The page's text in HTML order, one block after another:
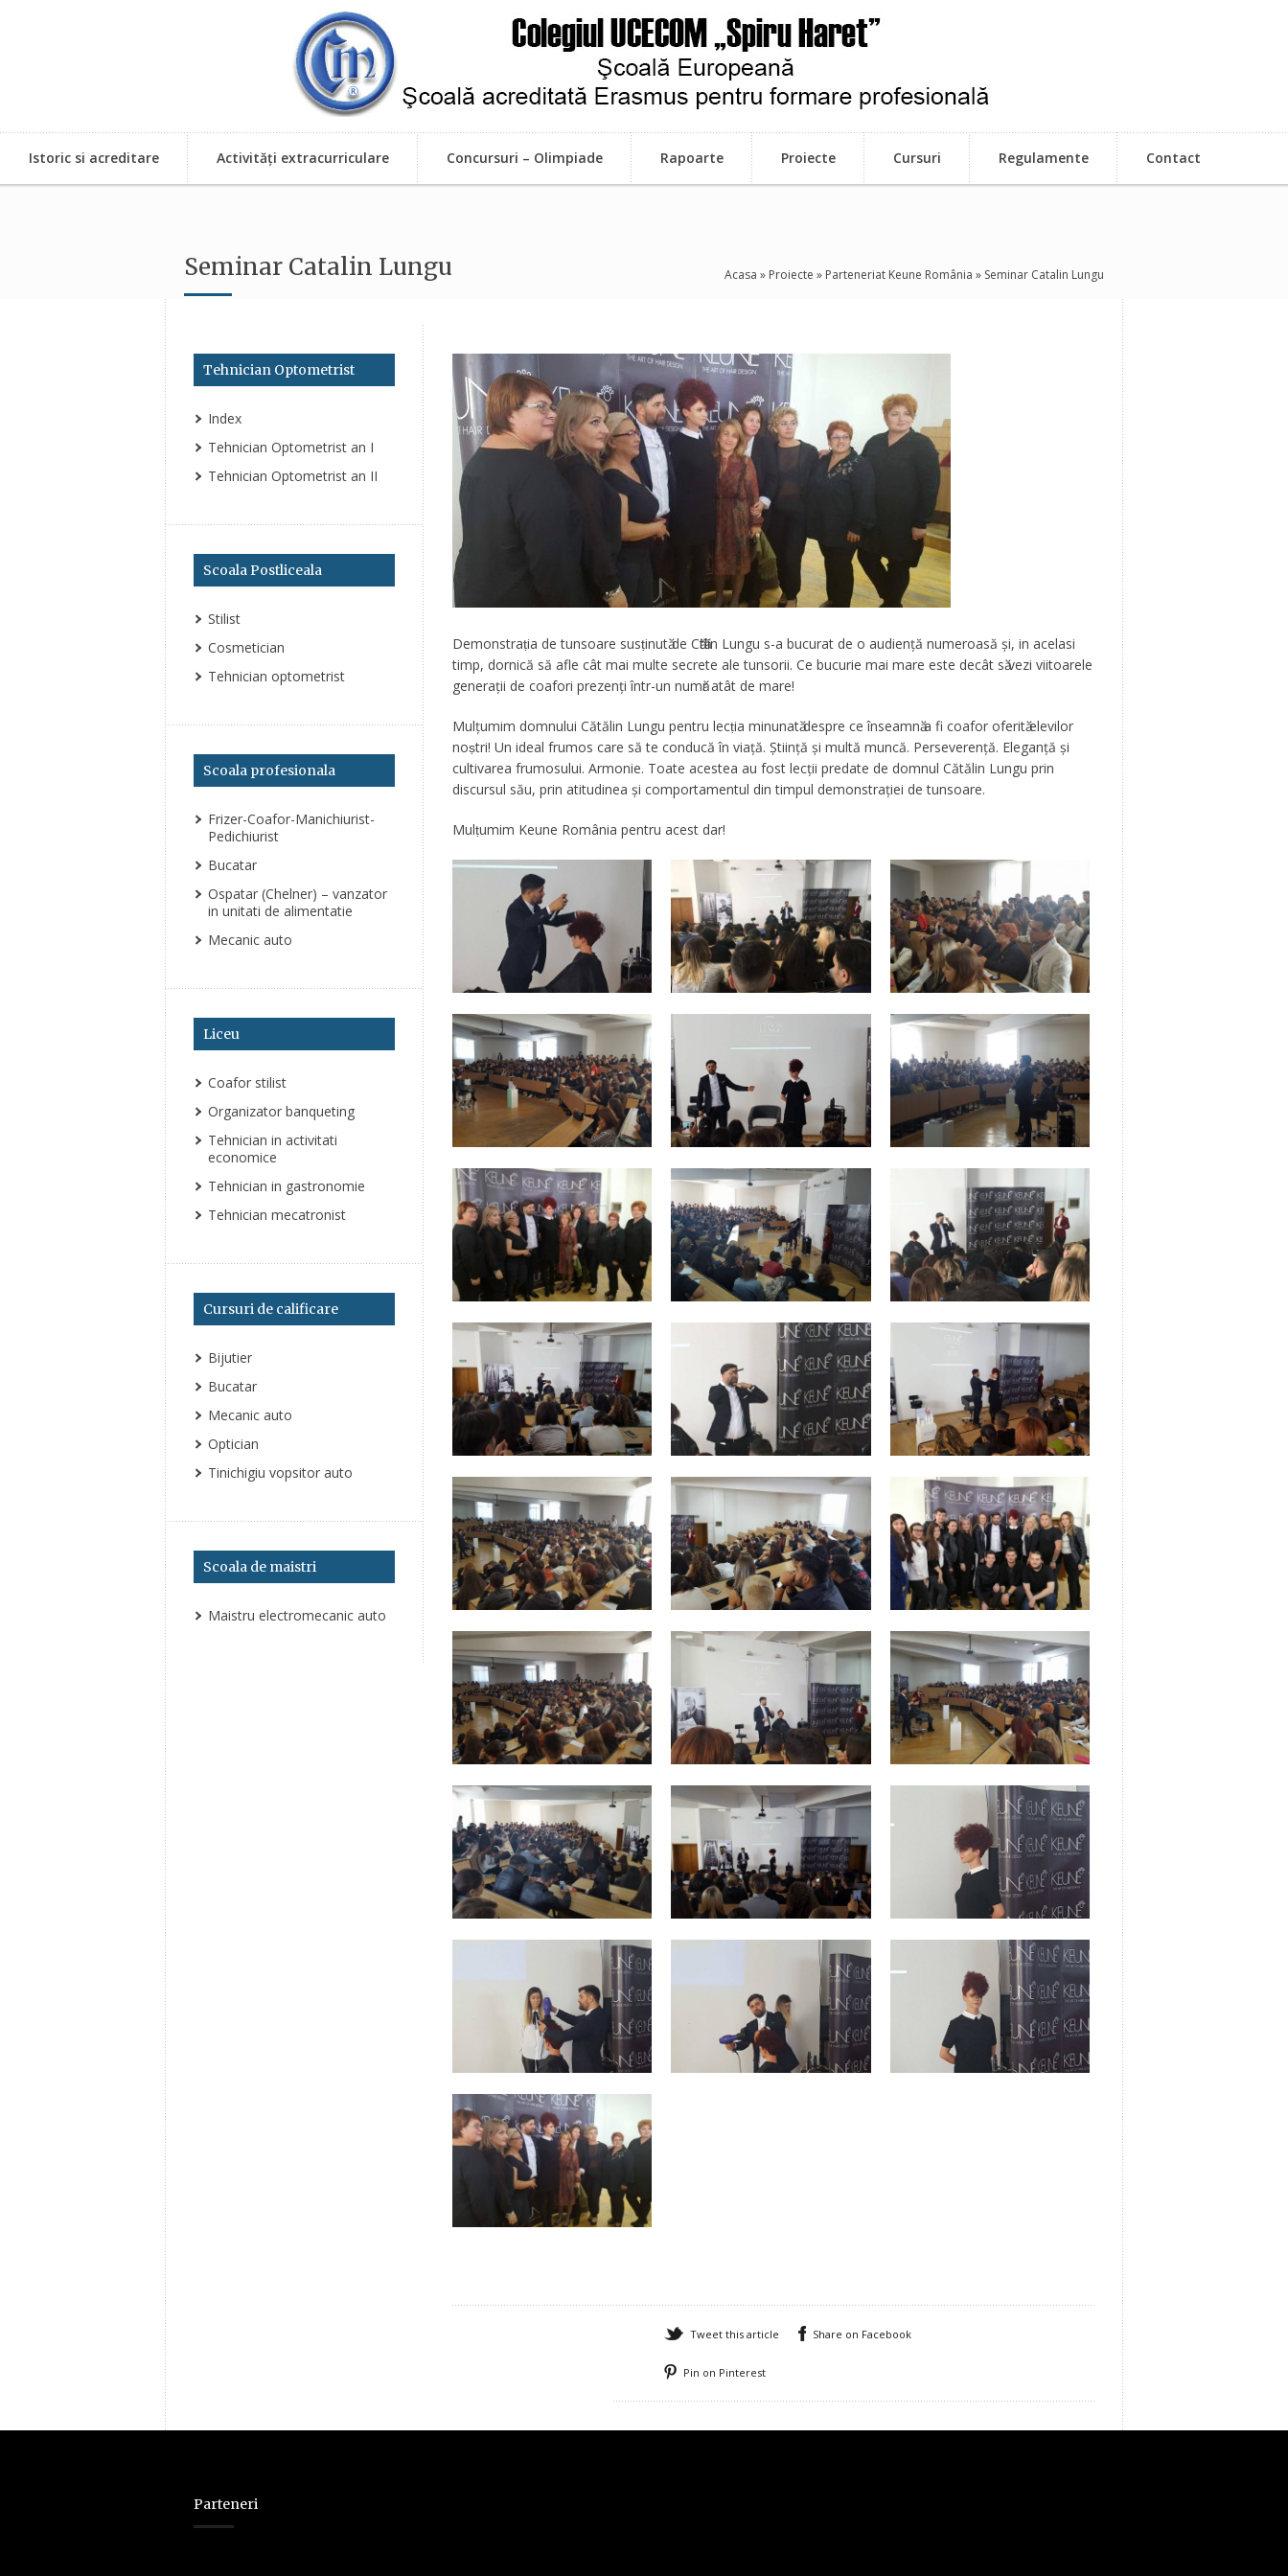
Istoric si acreditare Activități extracurriculare Concursuri – Olimpiade Rapoarte Proiecte Cursuri Regulamente Contact
Seminar Catalin Lungu Acasa » Proiecte » Parteneriat Keune România » Seminar Catalin Lungu
Demonstraṭia de tunsoare susṭinutӑ de Cӑtӑlin Lungu s-a bucurat de o audiență numeroasă și, in acelasi
timp, dornică să afle cât mai multe secrete ale tunsorii. Ce bucurie mai mare este decât sӑ vezi viitoarele
generații de coafori prezenți într-un numӑr atât de mare!
Mulţumim domnului Cătălin Lungu pentru lecṭia minunatӑ despre ce înseamnӑ a fi coafor oferitӑ elevilor
noṣtri! Un ideal frumos care să te conducă în viaţă. Ştiinţă şi multă muncă. Perseverenţă. Eleganţă şi
cultivarea frumosului. Armonie. Toate acestea au fost lecţii predate de domnul Cătălin Lungu prin
discursul său, prin atitudinea şi comportamentul din timpul demonstraţiei de tunsoare.
Mulṭumim Keune România pentru acest dar!
Tweet this article Share on Facebook
Pin on Pinterest
Tehnician Optometrist
Index
Tehnician Optometrist an I
Tehnician Optometrist an II
Scoala Postliceala
Stilist
Cosmetician
Tehnician optometrist
Scoala profesionala
Frizer-Coafor-Manichiurist-
Pedichiurist
Bucatar
Ospatar (Chelner) – vanzator
in unitati de alimentatie
Mecanic auto
Liceu
Coafor stilist
Organizator banqueting
Tehnician in activitati
economice
Tehnician in gastronomie
Tehnician mecatronist
Cursuri de calificare
Bijutier
Bucatar
Mecanic auto
Optician
Tinichigiu vopsitor auto
Scoala de maistri
Maistru electromecanic auto
Parteneri